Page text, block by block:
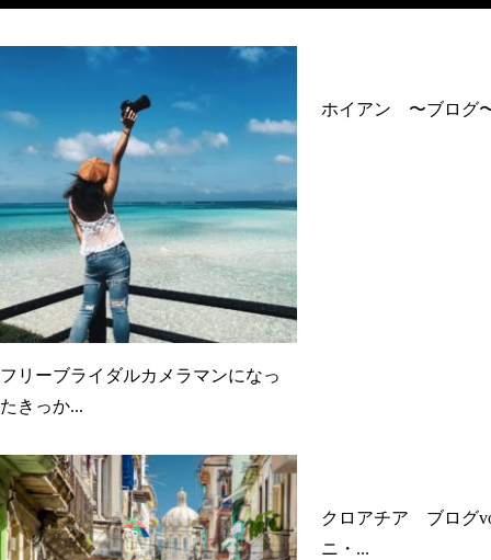
フリーブライダルカメラマンになっ
たきっか...
ホイアン 〜ブログ
クロアチア ブログ
ニ・...